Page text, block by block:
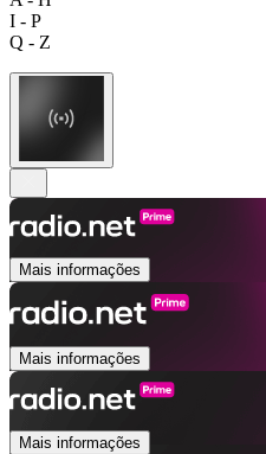
I - P
Q - Z
Mais informações
Mais informações
Mais informações